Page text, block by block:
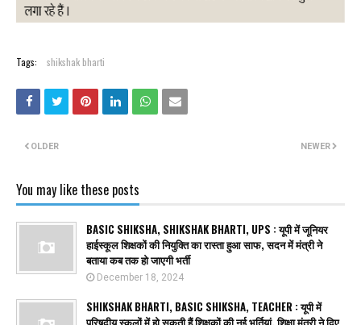
Tags: shikshak bharti
NEWER
OLDER
You may like these posts
BASIC SHIKSHA, SHIKSHAK BHARTI, UPS : यूपी में जूनियर
हाईस्कूल शिक्षकों की नियुक्ति का रास्ता हुआ साफ, सदन में मंत्री ने
बताया कब तक हो जाएगी भर्ती
December 18, 2024
SHIKSHAK BHARTI, BASIC SHIKSHA, TEACHER : यूपी में